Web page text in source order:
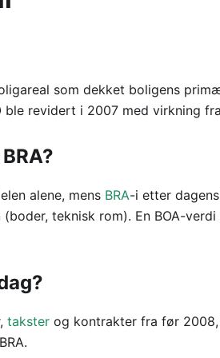
som dekket boligens
revidert i 2007 med virkning
alene, mens BRA-i etter
(boder, teknisk rom). En BOA-
takster og kontrakter fra før